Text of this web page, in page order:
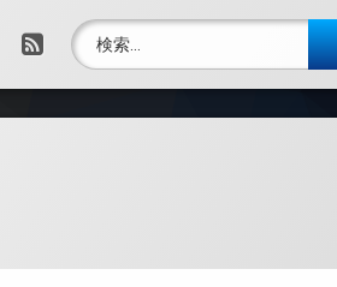
RSS
検索: